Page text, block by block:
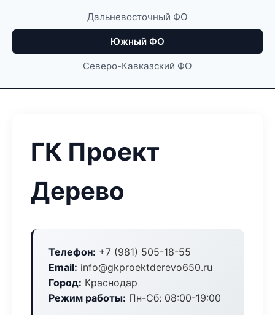
Дальневосточный ФО
Южный ФО
Северо-Кавказский ФО
ГК Проект
Дерево
Телефон: +7 (981) 505-18-55
Email: info@gkproektderevo650.ru
Город: Краснодар
Режим работы: Пн-Сб: 08:00-19:00